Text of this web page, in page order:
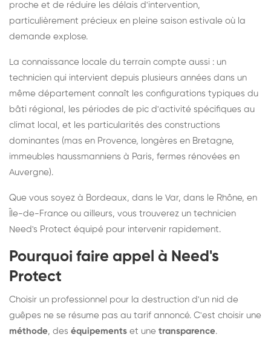
proche et de réduire les délais d'intervention,
particulièrement précieux en pleine saison estivale où la
demande explose.
La connaissance locale du terrain compte aussi : un
technicien qui intervient depuis plusieurs années dans un
même département connaît les configurations typiques du
bâti régional, les périodes de pic d'activité spécifiques au
climat local, et les particularités des constructions
dominantes (mas en Provence, longères en Bretagne,
immeubles haussmanniens à Paris, fermes rénovées en
Auvergne).
Que vous soyez à Bordeaux, dans le Var, dans le Rhône, en
Île-de-France ou ailleurs, vous trouverez un technicien
Need's Protect équipé pour intervenir rapidement.
Pourquoi faire appel à Need's
Protect
Choisir un professionnel pour la destruction d'un nid de
guêpes ne se résume pas au tarif annoncé. C'est choisir une
méthode, des équipements et une transparence.